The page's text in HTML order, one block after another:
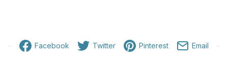
Facebook Twitter Pinterest Email